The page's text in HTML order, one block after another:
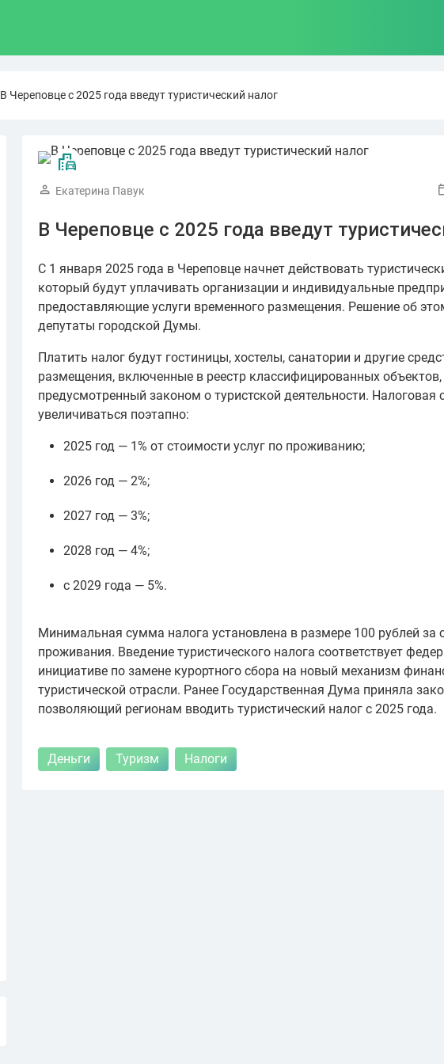
В Череповце с 2025 года введут туристический налог
Екатерина Павук
В Череповце с 2025 года введут
С 1 января 2025 года в Череповце начнет действовать
который будут уплачивать организации и индивидуальные
предоставляющие услуги временного размещения. Решение об
депутаты городской Думы.
Платить налог будут гостиницы, хостелы, санатории и другие
размещения, включенные в реестр классифицированных объектов,
предусмотренный законом о туристской деятельности. Налоговая
увеличиваться поэтапно:
2025 год — 1% от стоимости услуг по проживанию;
2026 год — 2%;
2027 год — 3%;
2028 год — 4%;
с 2029 года — 5%.
Минимальная сумма налога установлена в размере 100 рублей за
проживания. Введение туристического налога соответствует
инициативе по замене курортного сбора на новый механизм
туристической отрасли. Ранее Государственная Дума приняла
позволяющий регионам вводить туристический налог с 2025 года.
Деньги Туризм Налоги